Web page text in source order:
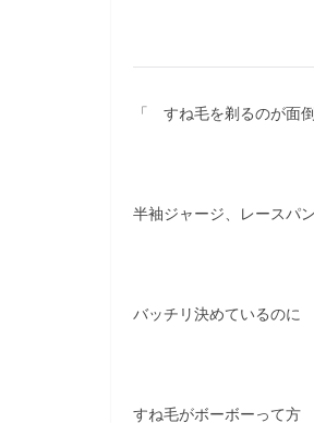
「 すね毛を剃るのが面
半袖ジャージ、レースパ
バッチリ決めているのに
すね毛がボーボーって